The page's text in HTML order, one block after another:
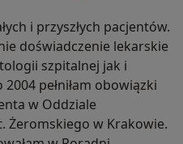
i przyszłych pacjentów.
doświadczenie lekarskie
szpitalnej jak i
pełniłam obowiązki
w Oddziale
Żeromskiego w Krakowie.